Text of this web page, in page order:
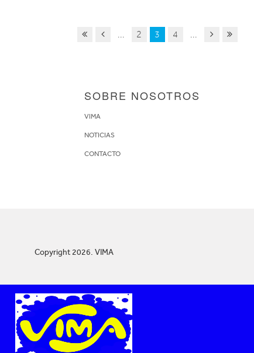
... 2 3 4 ...
SOBRE NOSOTROS
VIMA
NOTICIAS
CONTACTO
Copyright 2026. VIMA